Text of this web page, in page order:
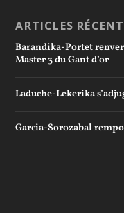
ARTICLES
Barandika-Portet
Master 3 du Gant d’or
Laduche-Lekerika
Garcia-Sorozabal